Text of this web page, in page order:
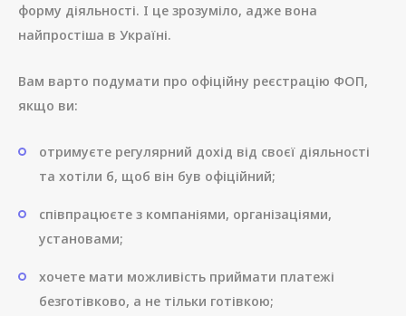
форму діяльності. І це зрозуміло, адже вона
найпростіша в Україні.
Вам варто подумати про офіційну реєстрацію ФОП,
якщо ви:
отримуєте регулярний дохід від своєї діяльності
та хотіли б, щоб він був офіційний;
співпрацюєте з компаніями, організаціями,
установами;
хочете мати можливість приймати платежі
безготівково, а не тільки готівкою;